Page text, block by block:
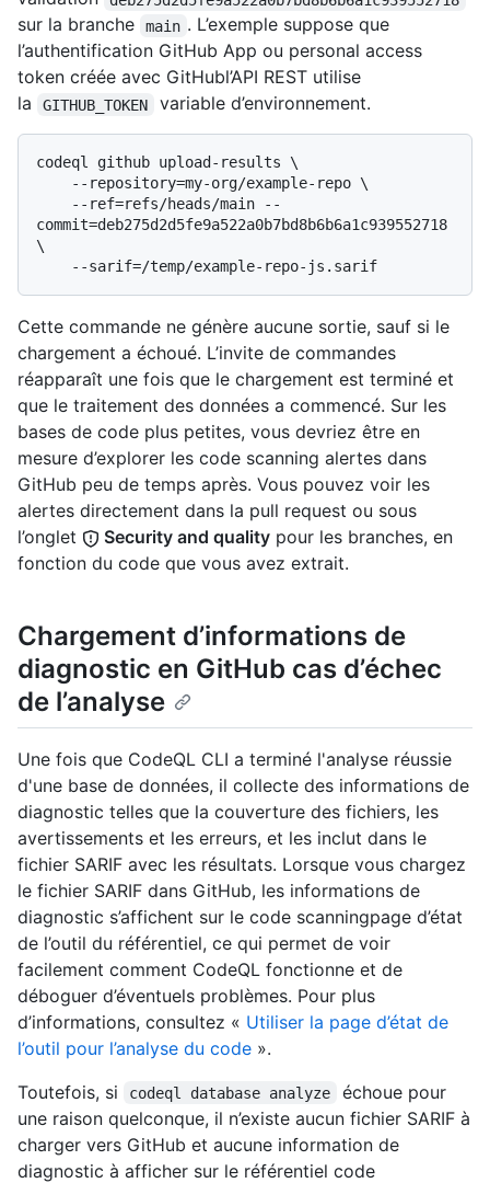
sur la branche main . L’exemple suppose que
l’authentification GitHub App ou personal access
token créée avec GitHubl’API REST utilise
la
GITHUB_TOKEN variable d’environnement.
codeql github upload-results \
commit=deb275d2d5fe9a522a0b7bd8b6b6a1c939552718
\
Cette commande ne génère aucune sortie, sauf si le
chargement a échoué. L’invite de commandes
réapparaît une fois que le chargement est terminé et
que le traitement des données a commencé. Sur les
bases de code plus petites, vous devriez être en
mesure d’explorer les code scanning alertes dans
GitHub peu de temps après. Vous pouvez voir les
alertes directement dans la pull request ou sous
l’onglet
Security and quality pour les branches, en
fonction du code que vous avez extrait.
Chargement d’informations de
diagnostic en GitHub cas d’échec
de l’analyse
Une fois que CodeQL CLI a terminé l'analyse réussie
d'une base de données, il collecte des informations de
diagnostic telles que la couverture des fichiers, les
avertissements et les erreurs, et les inclut dans le
fichier SARIF avec les résultats. Lorsque vous chargez
le fichier SARIF dans GitHub, les informations de
diagnostic s’affichent sur le code scanningpage d’état
de l’outil du référentiel, ce qui permet de voir
facilement comment CodeQL fonctionne et de
déboguer d’éventuels problèmes. Pour plus
d’informations, consultez « Utiliser la page d’état de
l’outil pour l’analyse du code ».
Toutefois, si
codeql database analyze
échoue pour
une raison quelconque, il n’existe aucun fichier SARIF à
charger vers GitHub et aucune information de
diagnostic à afficher sur le référentiel code